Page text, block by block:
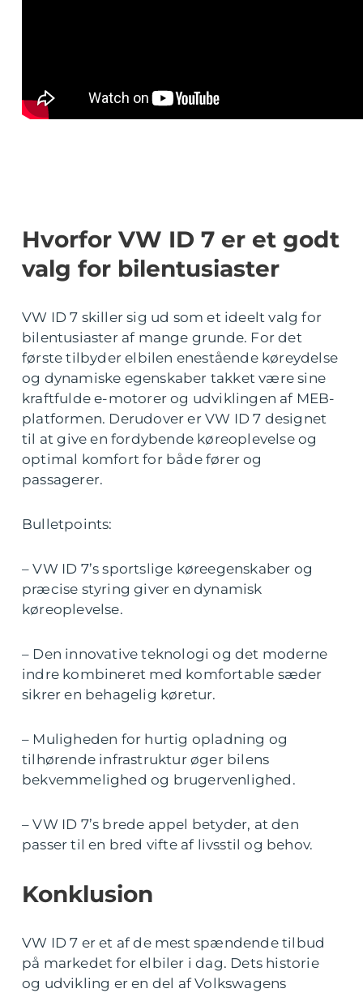
Hvorfor VW ID 7 er et godt
valg for bilentusiaster
VW ID 7 skiller sig ud som et ideelt valg for
bilentusiaster af mange grunde. For det
første tilbyder elbilen enestående køreydelse
og dynamiske egenskaber takket være sine
kraftfulde e-motorer og udviklingen af MEB-
platformen. Derudover er VW ID 7 designet
til at give en fordybende køreoplevelse og
optimal komfort for både fører og
passagerer.
Bulletpoints:
– VW ID 7’s sportslige køreegenskaber og
præcise styring giver en dynamisk
køreoplevelse.
– Den innovative teknologi og det moderne
indre kombineret med komfortable sæder
sikrer en behagelig køretur.
– Muligheden for hurtig opladning og
tilhørende infrastruktur øger bilens
bekvemmelighed og brugervenlighed.
– VW ID 7’s brede appel betyder, at den
passer til en bred vifte af livsstil og behov.
Konklusion
VW ID 7 er et af de mest spændende tilbud
på markedet for elbiler i dag. Dets historie
og udvikling er en del af Volkswagens